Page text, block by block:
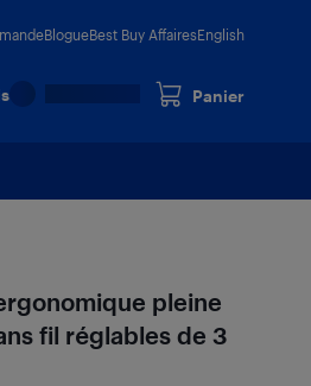
BlogueBest Buy AffairesEnglish
Panier
pleine
fil réglables de 3